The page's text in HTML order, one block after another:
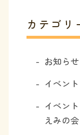
カテゴリ
お知らせ
イベント
イベン
えみの会